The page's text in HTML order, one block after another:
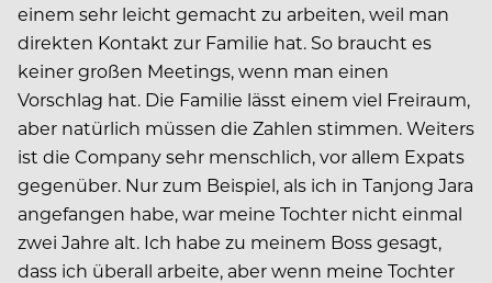
einem sehr leicht gemacht zu arbeiten, weil man
direkten Kontakt zur Familie hat. So braucht es
keiner großen Meetings, wenn man einen
Vorschlag hat. Die Familie lässt einem viel Freiraum,
aber natürlich müssen die Zahlen stimmen. Weiters
ist die Company sehr menschlich, vor allem Expats
gegenüber. Nur zum Beispiel, als ich in Tanjong Jara
angefangen habe, war meine Tochter nicht einmal
zwei Jahre alt. Ich habe zu meinem Boss gesagt,
dass ich überall arbeite, aber wenn meine Tochter